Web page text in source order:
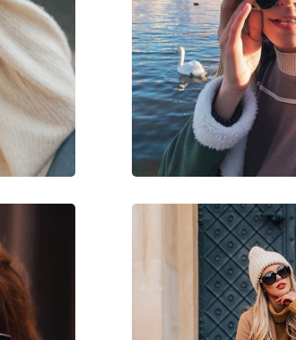
131 mm
140 mm
13 mm
70 g
Non
Non
Oui
Oui
Pour hommes
Lunettes de soleil